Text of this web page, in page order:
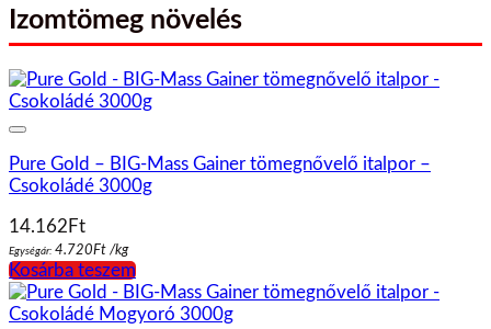
Izomtömeg növelés
Pure Gold – BIG-Mass Gainer tömegnővelő italpor –
Csokoládé 3000g
14.162 Ft
Egységár: 4.720Ft /kg
Kosárba teszem